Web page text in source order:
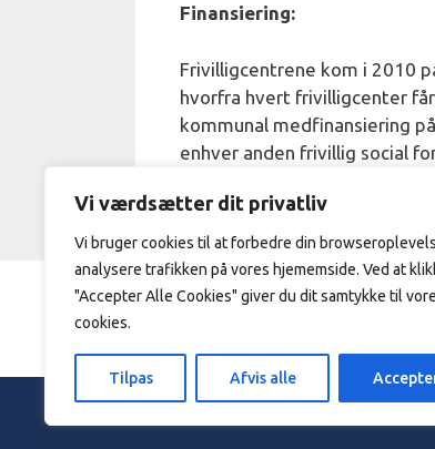
Vi værdsætter dit privatliv
Vi bruger cookies til at forbedre din
analysere trafikken på vores hjememside. Ved at
"Accepter Alle Cookies" giver du dit samtykke til
cookies.
Tilpas Afvis alle
Finansiering:
Frivilligcentrene kom i 2010
hvorfra hvert frivilligcenter
kommunal medfinansiering
enhver anden frivillig social